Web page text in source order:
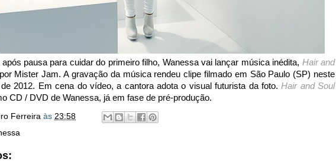
pausa para cuidar do primeiro filho, Wanessa vai lançar música inédita, Hair and
Mister Jam. A gravação da música rendeu clipe filmado em São Paulo (SP) neste
2012. Em cena do vídeo, a cantora adota o visual futurista da foto.Hair and Soul
CD / DVD de Wanessa, já em fase de pré-produção.
Ferreira às 23:58